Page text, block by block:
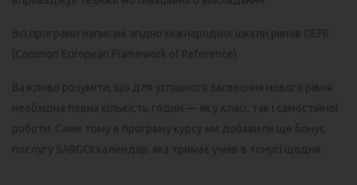
Всі програми написані згідно міжнародної шкали рівнів CEFR
(Common European Framework of Reference).
Важливо розуміти, що для успішного засвоєння нового рівня
необхідна певна кількість годин — як у класі, так і самостійної
роботи. Саме тому в програму курсу ми добавили ще бонус
послугу SARGOI календар, яка тримає учнів в тонусі щодня.